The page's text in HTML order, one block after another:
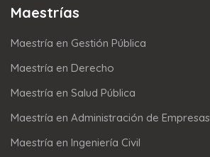
Maestrías
Maestría en Gestión Pública
Maestría en Derecho
Maestría en Salud Pública
Maestría en Administración de Empresas
Maestría en Ingeniería Civil